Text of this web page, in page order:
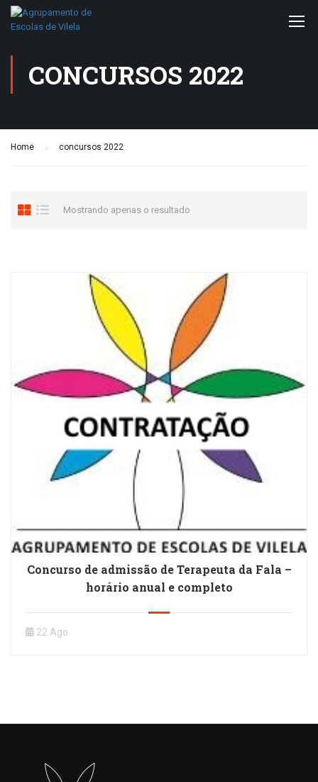
CONCURSOS 2022
Home concursos 2022
Mostrando apenas o resultado
Concurso de admissão de Terapeuta da Fala –
horário anual e completo
22 Ago